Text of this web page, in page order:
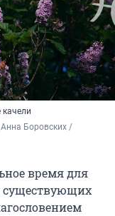
Боровских /
время для
существующих